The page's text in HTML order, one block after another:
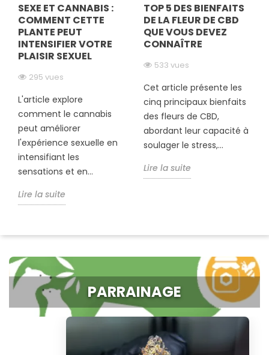
SEXE ET CANNABIS :
COMMENT CETTE
PLANTE PEUT
INTENSIFIER VOTRE
PLAISIR SEXUEL
295 vues
L'article explore
comment le cannabis
peut améliorer
l'expérience sexuelle en
intensifiant les
sensations et en...
Lire la suite
TOP 5 DES BIENFAITS
DE LA FLEUR DE CBD
QUE VOUS DEVEZ
CONNAÎTRE
533 vues
Cet article présente les
cinq principaux bienfaits
des fleurs de CBD,
abordant leur capacité à
soulager le stress,...
Lire la suite
PARRAINAGE